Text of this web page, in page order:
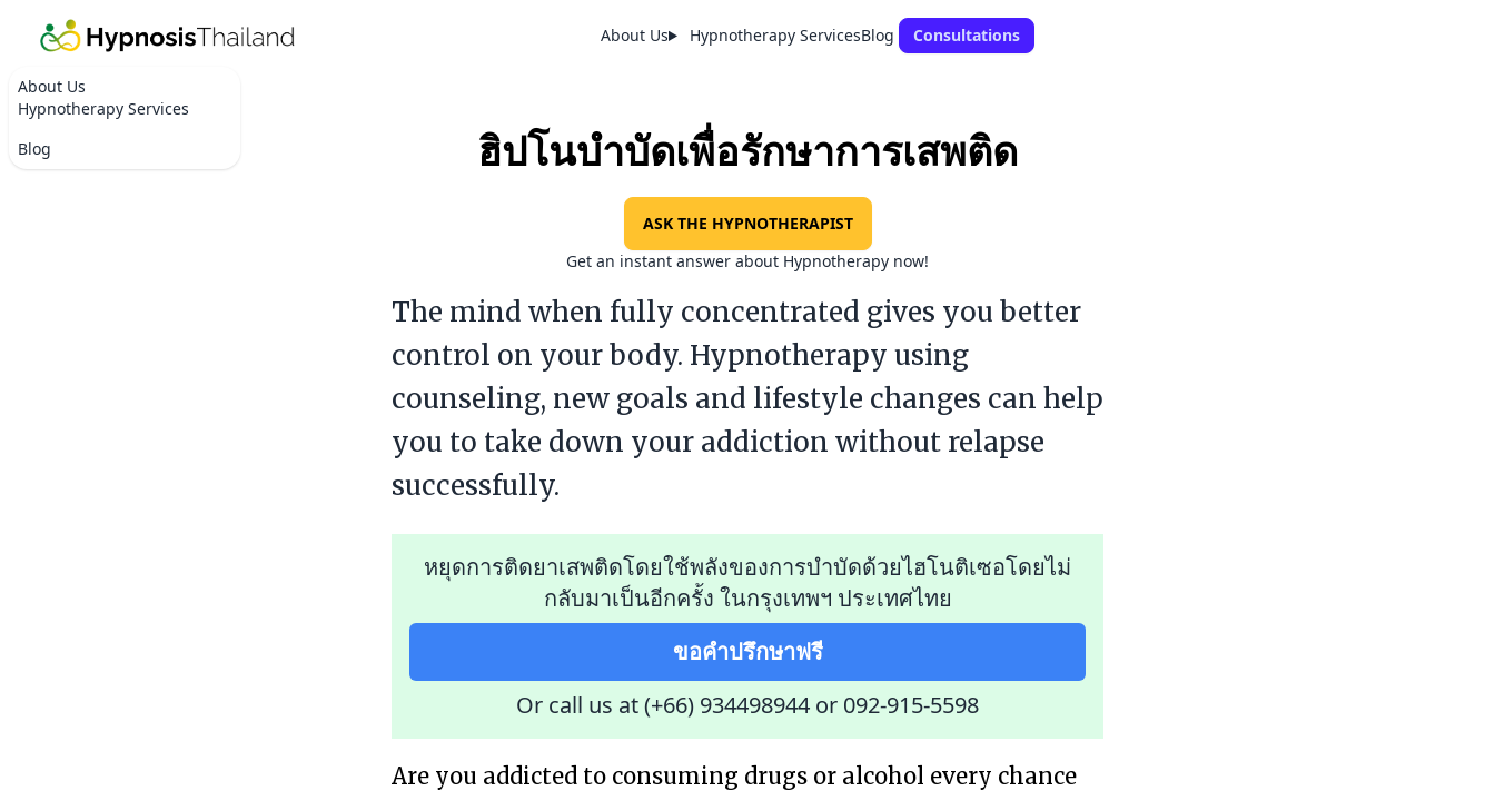
About Us
Hypnotherapy Services
Blog
About Us Hypnotherapy ServicesBlog Consultations
ฮิปโนบำบัดเพื่อรักษาการเสพติด
ASK THE HYPNOTHERAPIST
Get an instant answer about Hypnotherapy now!
The mind when fully concentrated gives you better
control on your body. Hypnotherapy using
counseling, new goals and lifestyle changes can help
you to take down your addiction without relapse
successfully.
หยุดการติดยาเสพติดโดยใช้พลังของการบำบัดด้วยไฮโนติเซอโดยไม่
กลับมาเป็นอีกครั้ง ในกรุงเทพฯ ประเทศไทย
ขอคำปรึกษาฟรี
Or call us at (+66) 934498944 or 092-915-5598
Are you addicted to consuming drugs or alcohol every chance